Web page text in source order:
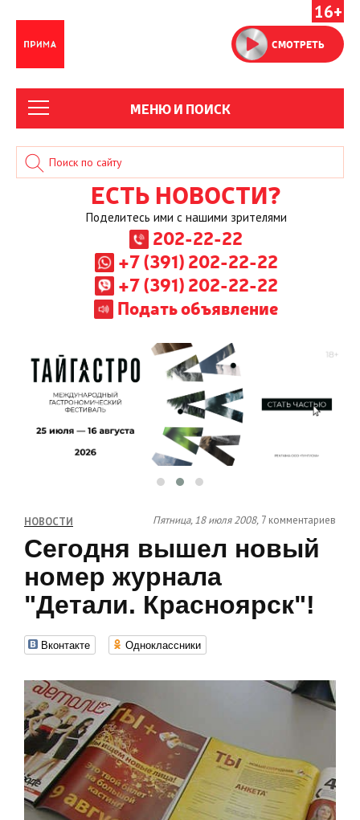
16+
СМОТРЕТЬ
МЕНЮ И ПОИСК
ЕСТЬ НОВОСТИ?
Поделитесь ими с нашими зрителями
202-22-22
+7 (391) 202-22-22
+7 (391) 202-22-22
Подать объявление
НОВОСТИ Пятница, 18 июля 2008, 7 комментариев
Сегодня вышел новый
номер журнала
"Детали. Красноярск"!
Вконтакте Одноклассники